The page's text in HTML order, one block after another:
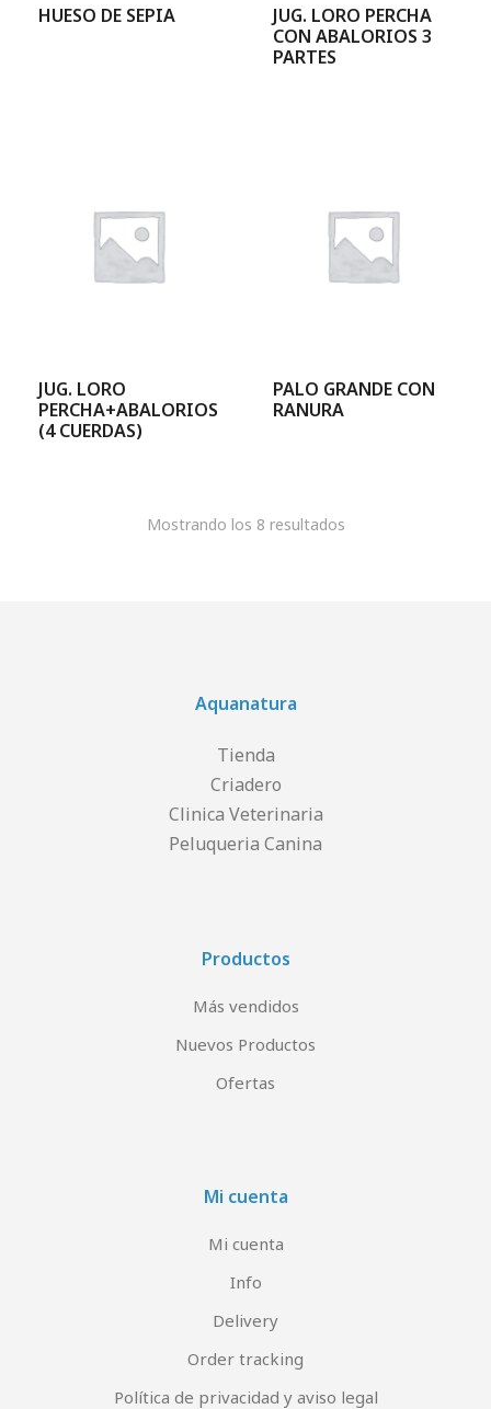
HUESO DE SEPIA
JUG. LORO PERCHA
CON ABALORIOS 3
PARTES
JUG. LORO
PERCHA+ABALORIOS
(4 CUERDAS)
PALO GRANDE CON
RANURA
Mostrando los 8 resultados
Aquanatura
Tienda
Criadero
Clinica Veterinaria
Peluqueria Canina
Productos
Más vendidos
Nuevos Productos
Ofertas
Mi cuenta
Mi cuenta
Info
Delivery
Order tracking
Política de privacidad y aviso legal